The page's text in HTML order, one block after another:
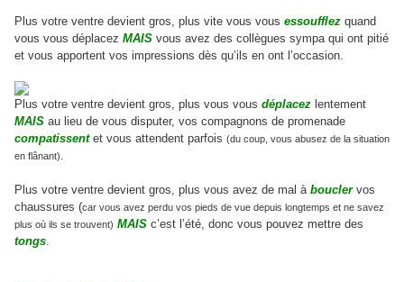
Plus votre ventre devient gros, plus vite vous vous essoufflez quand
vous vous déplacez MAIS vous avez des collègues sympa qui ont pitié
et vous apportent vos impressions dès qu’ils en ont l’occasion.
Plus votre ventre devient gros, plus vous vous déplacez lentement
MAIS au lieu de vous disputer, vos compagnons de promenade
compatissentet vous attendent parfois (du coup, vous abusez de la situation
en flânant).
Plus votre ventre devient gros, plus vous avez de mal à bouclervos
chaussures (car vous avez perdu vos pieds de vue depuis longtemps et ne savez
plus où ils se trouvent) MAIS c’est l’été, donc vous pouvez mettre des
tongs.